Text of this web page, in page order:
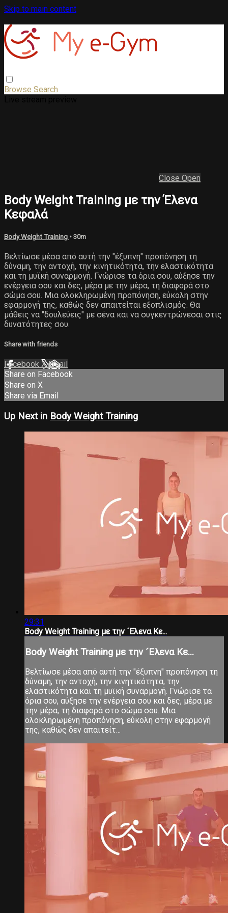
Skip to main content
Browse Search
Close Open
Body Weight Training με την Έλενα
Κεφαλά
Body Weight Training • 30m
Βελτίωσε μέσα από αυτή την "έξυπνη" προπόνηση τη
δύναμη, την αντοχή, την κινητικότητα, την ελαστικότητα
και τη μυϊκή συναρμογή. Γνώρισε τα όρια σου, αύξησε την
ενέργεια σου και δες, μέρα με την μέρα, τη διαφορά στο
σώμα σου. Μια ολοκληρωμένη προπόνηση, εύκολη στην
εφαρμογή της, καθώς δεν απαιτείται εξοπλισμός. Θα
μάθεις να "δουλεύεις" με σένα και να συγκεντρώνεσαι στις
δυνατότητες σου.
Share with friends
Facebook XEmail
Share on Facebook
Share on X
Share via Email
Up Next in Body Weight Training
29:31
Body Weight Training με την ´Ελενα Κε...
Body Weight Training με την ´Ελενα Κε...
Βελτίωσε μέσα από αυτή την "έξυπνη" προπόνηση τη
δύναμη, την αντοχή, την κινητικότητα, την
ελαστικότητα και τη μυϊκή συναρμογή. Γνώρισε τα
όρια σου, αύξησε την ενέργεια σου και δες, μέρα με
την μέρα, τη διαφορά στο σώμα σου. Μια
ολοκληρωμένη προπόνηση, εύκολη στην εφαρμογή
της, καθώς δεν απαιτείτ...